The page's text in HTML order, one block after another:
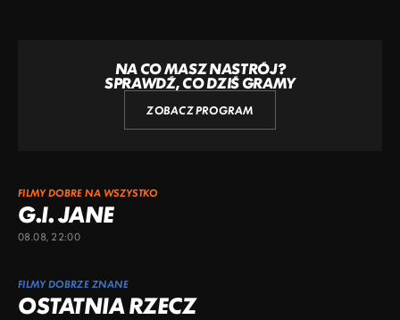
NA CO MASZ NASTRÓJ?
SPRAWDŹ, CO DZIŚ GRAMY
ZOBACZ PROGRAM
FILMY DOBRE NA WSZYSTKO
G.I. JANE
08.08, 22:00
FILMY DOBRZE ZNANE
OSTATNIA RZECZ